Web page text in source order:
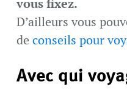
vous fixez.
D’ailleurs vous
de conseils pour
Avec qui